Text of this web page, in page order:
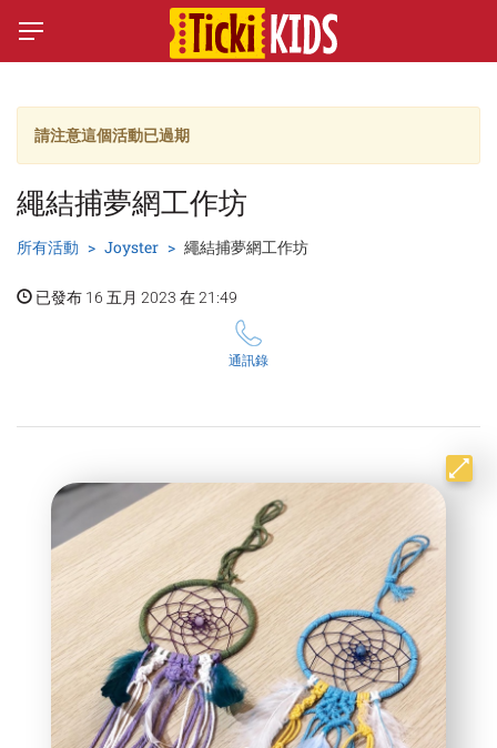
請注意這個活動已過期
繩結捕夢網工作坊
所有活動 Joyster 繩結捕夢網工作坊
已發布 16 五月 2023 在 21:49
通訊錄